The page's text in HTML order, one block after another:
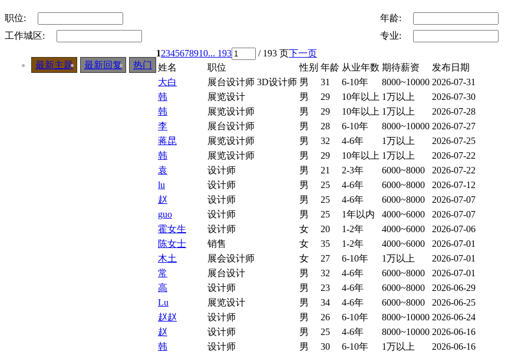
职位:
年龄:
工作城区:
专业:
最新主题 最新回复 热门
12345678910... 193 / 193 页下一页
姓名
职位 性别 年龄 从业年数 期待薪资
发布日期
大白
展台设计师 3D设计师 男 31 6-10年 8000~10000 2026-07-31
韩
展览设计 男 29 10年以上 1万以上
2026-07-30
韩
展览设计师 男 29 10年以上 1万以上
2026-07-28
李
展台设计师 男 28 6-10年 8000~10000 2026-07-27
蒋昆
展览设计师 男 32 4-6年 1万以上
2026-07-25
韩
展览设计师 男 29 10年以上 1万以上
2026-07-22
袁
设计师 男 21 2-3年 6000~8000
2026-07-22
lu
设计师 男 25 4-6年 6000~8000
2026-07-12
赵
设计师 男 25 4-6年 6000~8000
2026-07-07
guo
设计师 男 25 1年以内 4000~6000
2026-07-07
霍女生
设计师 女 20 1-2年 4000~6000
2026-07-06
陈女士
销售 女 35 1-2年 4000~6000
2026-07-01
木土
展会设计师 女 27 6-10年 1万以上
2026-07-01
常
展台设计 男 32 4-6年 6000~8000
2026-07-01
高
设计师 男 23 4-6年 6000~8000
2026-06-29
Lu
展览设计 男 34 4-6年 6000~8000
2026-06-25
赵赵
设计师 男 26 6-10年 8000~10000 2026-06-24
赵
设计师 男 25 4-6年 8000~10000 2026-06-16
韩
设计师 男 30 6-10年 1万以上
2026-06-16